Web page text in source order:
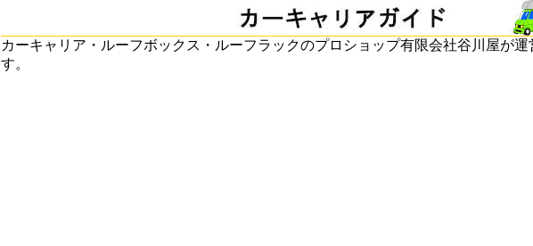
カーキャリア・ルーフボックス・ルーフラックのプロショップ有限会社谷川屋が
す。